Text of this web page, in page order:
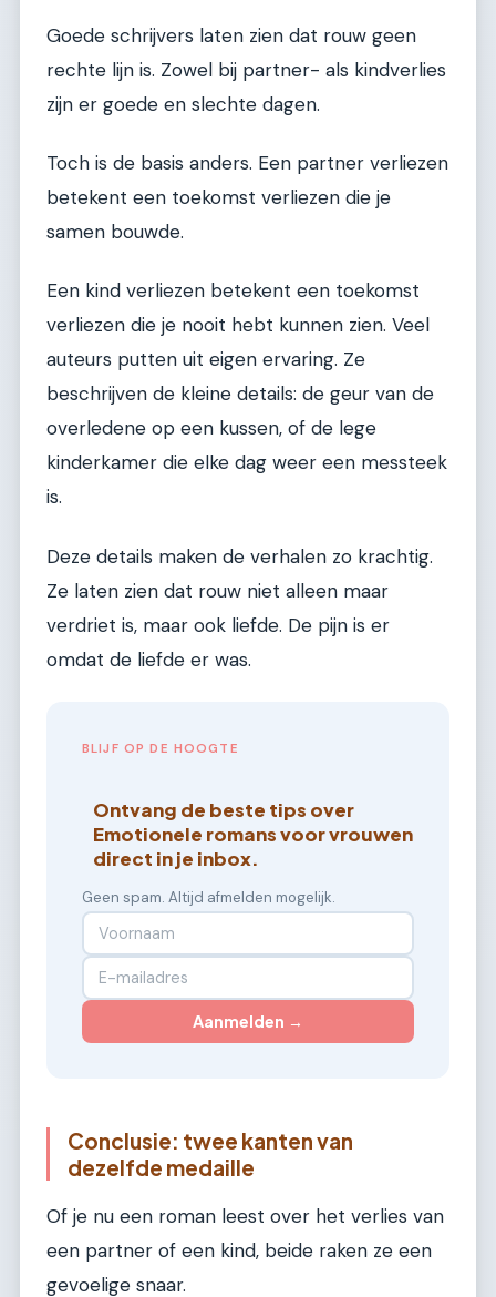
Goede schrijvers laten zien dat rouw geen
rechte lijn is. Zowel bij partner- als kindverlies
zijn er goede en slechte dagen.
Toch is de basis anders. Een partner verliezen
betekent een toekomst verliezen die je
samen bouwde.
Een kind verliezen betekent een toekomst
verliezen die je nooit hebt kunnen zien. Veel
auteurs putten uit eigen ervaring. Ze
beschrijven de kleine details: de geur van de
overledene op een kussen, of de lege
kinderkamer die elke dag weer een messteek
is.
Deze details maken de verhalen zo krachtig.
Ze laten zien dat rouw niet alleen maar
verdriet is, maar ook liefde. De pijn is er
omdat de liefde er was.
BLIJF OP DE HOOGTE
Ontvang de beste tips over
Emotionele romans voor vrouwen
direct in je inbox.
Geen spam. Altijd afmelden mogelijk.
Aanmelden →
Conclusie: twee kanten van
dezelfde medaille
Of je nu een roman leest over het verlies van
een partner of een kind, beide raken ze een
gevoelige snaar.